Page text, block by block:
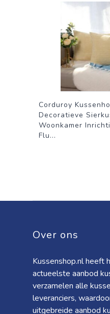
Corduroy
Decoratieve
Woonkamer
Flu...
Over ons
Kussenshop.nl heeft
actueelste aanbod
verzamelen alle
leveranciers,
uitgebreide aanbod